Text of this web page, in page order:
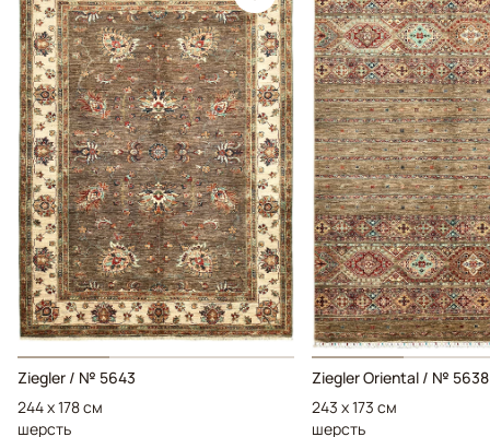
Ziegler / № 5643
244 x 178 см
шерсть
Ziegler Oriental / № 5638
243 x 173 см
шерсть